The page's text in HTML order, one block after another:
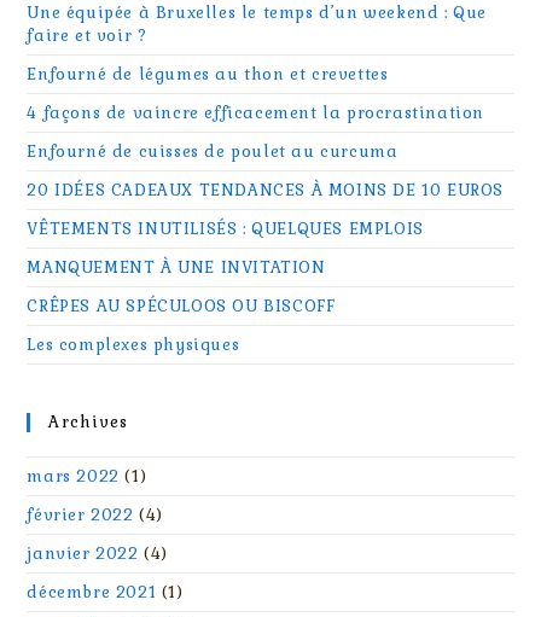
Une équipée à Bruxelles le temps d’un weekend : Que
faire et voir ?
Enfourné de légumes au thon et crevettes
4 façons de vaincre efficacement la procrastination
Enfourné de cuisses de poulet au curcuma
20 IDÉES CADEAUX TENDANCES À MOINS DE 10 EUROS
VÊTEMENTS INUTILISÉS : QUELQUES EMPLOIS
MANQUEMENT À UNE INVITATION
CRÊPES AU SPÉCULOOS OU BISCOFF
Les complexes physiques
Archives
mars 2022 (1)
février 2022 (4)
janvier 2022 (4)
décembre 2021 (1)